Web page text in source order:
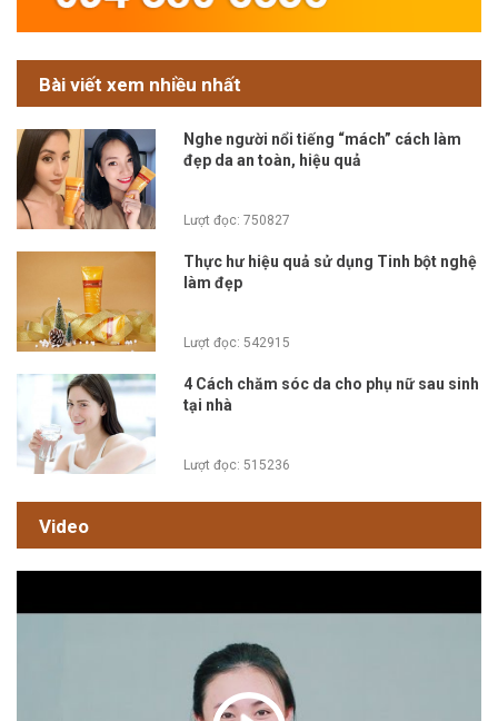
Bài viết xem nhiều nhất
Nghe người nổi tiếng “mách” cách làm
đẹp da an toàn, hiệu quả
Lượt đọc: 750827
Thực hư hiệu quả sử dụng Tinh bột nghệ
làm đẹp
Lượt đọc: 542915
4 Cách chăm sóc da cho phụ nữ sau sinh
tại nhà
Lượt đọc: 515236
Video